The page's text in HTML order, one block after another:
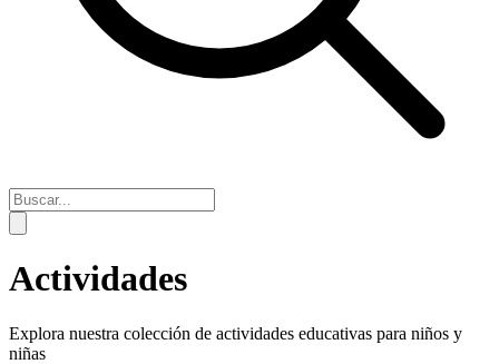
Actividades
Explora nuestra colección de actividades educativas para niños y
niñas